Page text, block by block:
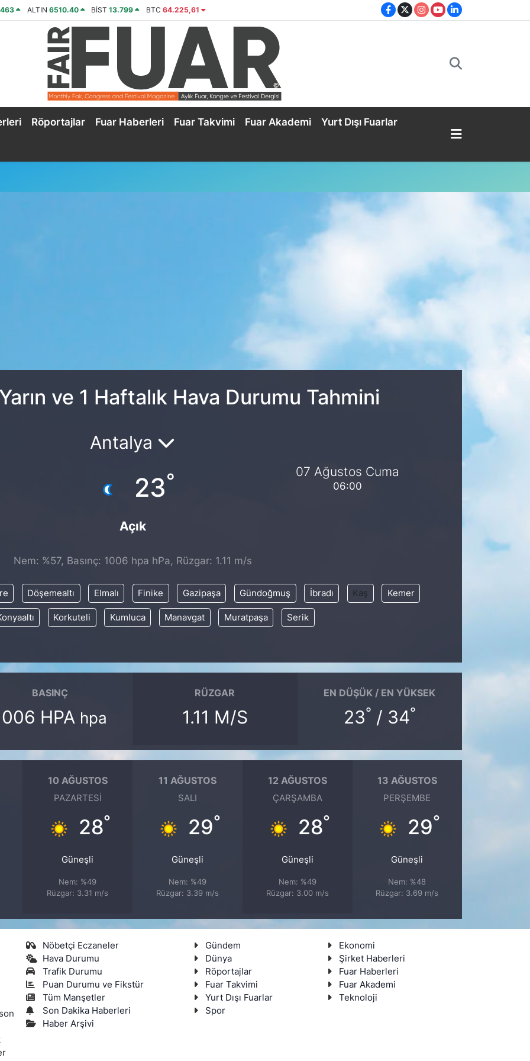
ALTIN 6510.40 BİST13.799 BTC 64.225,61
Röportajlar Fuar Haberleri Fuar Takvimi Fuar Akademi Yurt Dışı Fuarlar
ve 1 Haftalık Hava Durumu Tahmini
Antalya
23°
Açık
07 Ağustos Cuma
06:00
Nem: %57, Basınç: 1006 hpa hPa, Rüzgar: 1.11 m/s
Döşemealtı Elmalı Finike Gazipaşa Gündoğmuş İbradı Kaş Kemer
Korkuteli Kumluca Manavgat Muratpaşa Serik
BASINÇ
HPA hpa
RÜZGAR
1.11 M/S
EN DÜŞÜK / EN YÜKSEK
23° / 34°
10 AĞUSTOS
PAZARTESI
28°
Güneşli
Nem: %49
Rüzgar: 3.31 m/s
11 AĞUSTOS
SALI
29°
Güneşli
Nem: %49
Rüzgar: 3.39 m/s
12 AĞUSTOS
ÇARŞAMBA
28°
Güneşli
Nem: %49
Rüzgar: 3.00 m/s
13 AĞUSTOS
PERŞEMBE
29°
Güneşli
Nem: %48
Rüzgar: 3.69 m/s
Nöbetçi Eczaneler
Hava Durumu
Trafik Durumu
Puan Durumu ve Fikstür
Tüm Manşetler
Son Dakika Haberleri
Haber Arşivi
Gündem
Ekonomi
Dünya
Şirket Haberleri
Röportajlar
Fuar Haberleri
Fuar Takvimi
Fuar Akademi
Yurt Dışı Fuarlar
Teknoloji
Spor